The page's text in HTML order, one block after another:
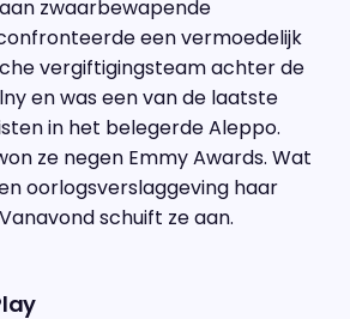
zwaarbewapende
een vermoedelijk
vergiftigingsteam achter de
en was een van de laatste
in het belegerde Aleppo.
ze negen Emmy Awards. Wat
oorlogsverslaggeving haar
schuift ze aan.